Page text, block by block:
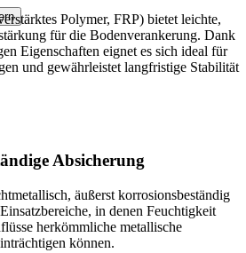
Polymer, FRP) bietet leichte,
für die Bodenverankerung. Dank
Eigenschaften eignet es sich ideal für
und gewährleistet langfristige Stabilität
Absicherung
äußerst korrosionsbeständig
in denen Feuchtigkeit
herkömmliche metallische
können.